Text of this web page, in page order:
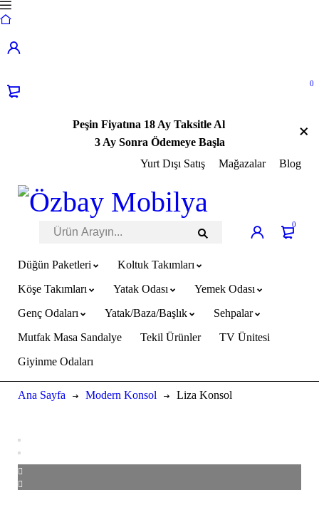
0
Peşin Fiyatına 18 Ay Taksitle Al
3 Ay Sonra Ödemeye Başla
Yurt Dışı Satış
Mağazalar Blog
0
Düğün Paketleri
Koltuk Takımları
Köşe Takımları
Yatak Odası
Yemek Odası
Genç Odaları
Yatak/Baza/Başlık
Sehpalar
Mutfak Masa Sandalye
Tekil Ürünler
TV Ünitesi
Giyinme Odaları
Ana Sayfa Modern Konsol Liza Konsol